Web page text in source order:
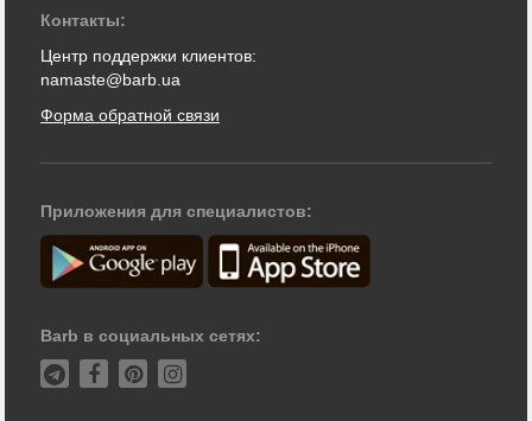
Контакты:
Центр поддержки клиентов:
namaste@barb.ua
Форма обратной связи
Приложения для специалистов:
Barb в социальных сетях: